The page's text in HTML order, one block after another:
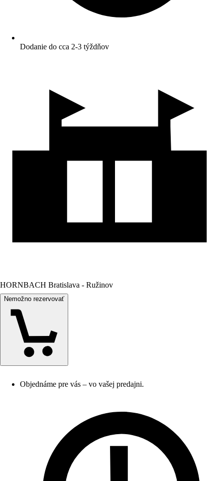
Dodanie do cca 2-3 týždňov
HORNBACH Bratislava - Ružinov
Nemožno rezervovať
Objednáme pre vás – vo vašej predajni.